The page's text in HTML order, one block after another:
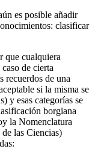
es posible añadir
clasificar
que cualquiera
de cierta
de una
si la misma se
y esas categorías se
borgiana
la Nomenclatura
las Ciencias)